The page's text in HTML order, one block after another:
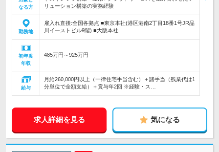
なる方
リューション構築の実務経験
勤務地
雇入れ直後:全国各拠点 ■東京本社(港区港南2丁目18番1号JR品
川イーストビル9階) ■大阪本社…
初年度
年収
485万円～925万円
給与
月給260,000円以上（一律住宅手当含む）＋諸手当（残業代は1
分単位で全額支給）＋賞与年2回 ※経験・ス…
求人詳細を見る 気になる